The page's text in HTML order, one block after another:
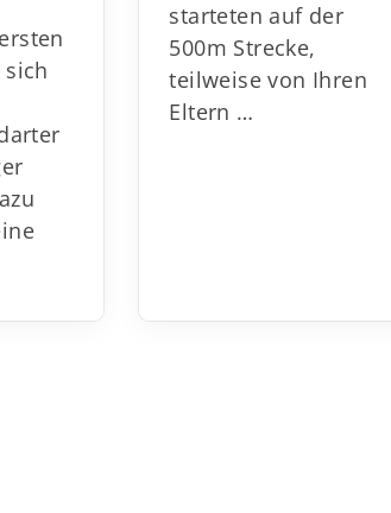
starteten auf der
500m Strecke,
teilweise von Ihren
Eltern …